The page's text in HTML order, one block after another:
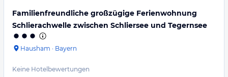
Familienfreundliche großzügige Ferienwohnung
Schlierachwelle zwischen Schliersee und Tegernsee
Hausham · Bayern
Keine Hotelbewertungen